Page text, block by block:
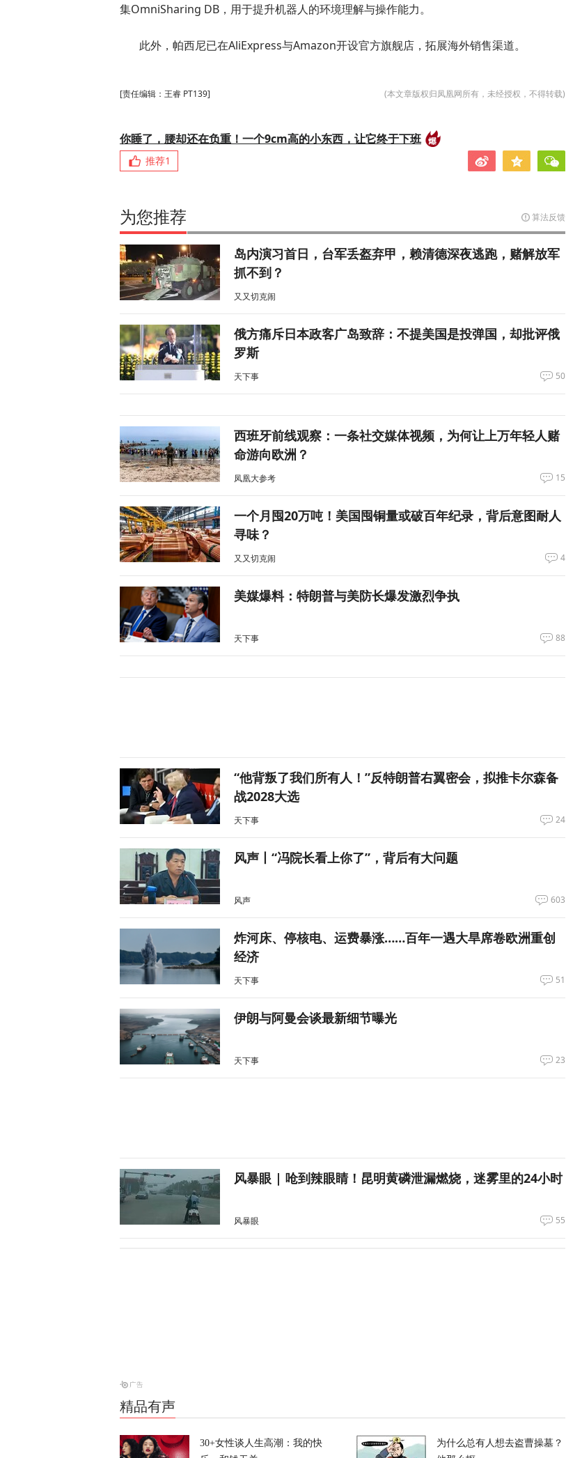
集OmniSharing DB，用于提升机器人的环境理解与操作能力。
此外，帕西尼已在AliExpress与Amazon开设官方旗舰店，拓展海外销售渠道。
[责任编辑：王睿 PT139] (本文章版权归凤凰网所有，未经授权，不得转载)
你睡了，腰却还在负重！一个9cm高的小东西，让它终于下班
推荐1
为您推荐 算法反馈
岛内演习首日，台军丢盔弃甲，赖清德深夜逃跑，赌解放军
抓不到？
又又切克闹
俄方痛斥日本政客广岛致辞：不提美国是投弹国，却批评俄
罗斯
天下事 50
西班牙前线观察：一条社交媒体视频，为何让上万年轻人赌
命游向欧洲？
凤凰大参考 15
一个月囤20万吨！美国囤铜量或破百年纪录，背后意图耐人
寻味？
又又切克闹 4
美媒爆料：特朗普与美防长爆发激烈争执
天下事 88
“他背叛了我们所有人！”反特朗普右翼密会，拟推卡尔森备
战2028大选
天下事 24
风声丨“冯院长看上你了”，背后有大问题
风声 603
炸河床、停核电、运费暴涨……百年一遇大旱席卷欧洲重创
经济
天下事 51
伊朗与阿曼会谈最新细节曝光
天下事 23
风暴眼 | 呛到辣眼睛！昆明黄磷泄漏燃烧，迷雾里的24小时
风暴眼 55
昨晚一枚导弹都没拦住，泽连斯基指责盟友间接导致重大伤
亡
精品有声
30+女性谈人生高潮：我的快
为什么总有人想去盗曹操墓？